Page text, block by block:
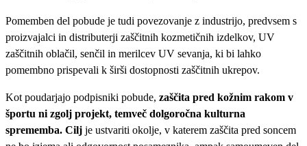
Pomemben del pobude je tudi povezovanje z industrijo, predvsem s
proizvajalci in distributerji zaščitnih kozmetičnih izdelkov, UV
zaščitnih oblačil, senčil in merilcev UV sevanja, ki bi lahko
pomembno prispevali k širši dostopnosti zaščitnih ukrepov.
Kot poudarjajo podpisniki pobude, zaščita pred kožnim rakom v
športu ni zgolj projekt, temveč dolgoročna kulturna
sprememba. Cilj je ustvariti okolje, v katerem zaščita pred soncem